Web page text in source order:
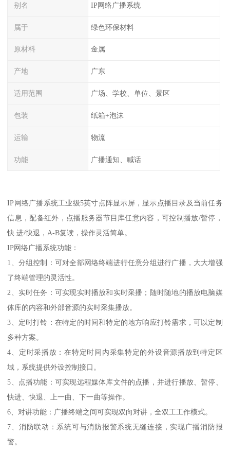
别名 IP网络广播系统
属于 绿色环保材料
原材料 金属
产地 广东
适用范围 广场、学校、单位、景区
包装 纸箱+泡沫
运输 物流
功能 广播通知、喊话
IP网络广播系统工业级5英寸点阵显示屏，显示点播目录及当前任务
信息，配备红外，点播服务器节目库任意内容，可控制播放/暂停，
快 进/快退，A-B复读，操作灵活简单。
IP网络广播系统功能：
1、分组控制：可对全部网络终端进行任意分组进行广播，大大增强
了终端管理的灵活性。
2、实时任务：可实现实时播放和实时采播；随时随地的播放电脑媒
体库的内容和外部音源的实时采集播放。
3、定时打铃：在特定的时间和特定的地方响应打铃需求，可以定制
多种方案。
4、定时采播放：在特定时间内采集特定的外设音源播放到特定区
域，系统提供外设控制接口。
5、点播功能：可实现远程媒体库文件的点播，并进行播放、暂停、
快进、快退、上一曲、下一曲等操作。
6、对讲功能：广播终端之间可实现双向对讲，全双工工作模式。
7、消防联动：系统可与消防报警系统无缝连接，实现广播消防报
警。